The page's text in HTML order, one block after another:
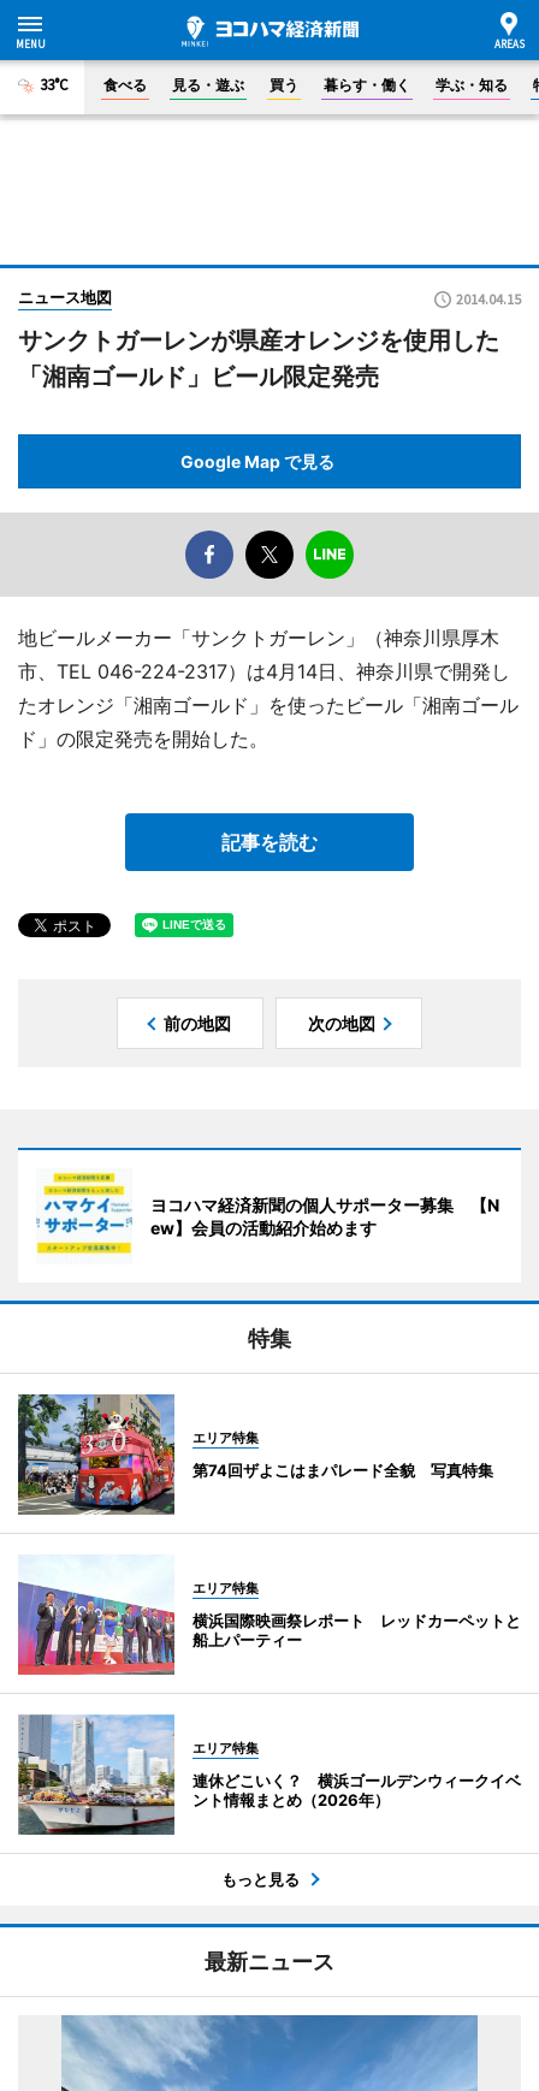
33°C 食べる 見る・遊ぶ 買う 暮らす・働く 学ぶ・知る
ニュース地図 2014.04.15
サンクトガーレンが県産オレンジを使用した
「湘南ゴールド」ビール限定発売
Google Map で見る
地ビールメーカー「サンクトガーレン」（神奈川県厚木
市、TEL 046-224-2317）は4月14日、神奈川県で開発し
たオレンジ「湘南ゴールド」を使ったビール「湘南ゴール
ド」の限定発売を開始した。
記事を読む
前の地図 次の地図
ヨコハマ経済新聞の個人サポーター募集 【N
ew】会員の活動紹介始めます
特集
エリア特集
第74回ザよこはまパレード全貌 写真特集
エリア特集
横浜国際映画祭レポート レッドカーペットと
船上パーティー
エリア特集
連休どこいく？ 横浜ゴールデンウィークイベ
ント情報まとめ（2026年）
もっと見る
最新ニュース